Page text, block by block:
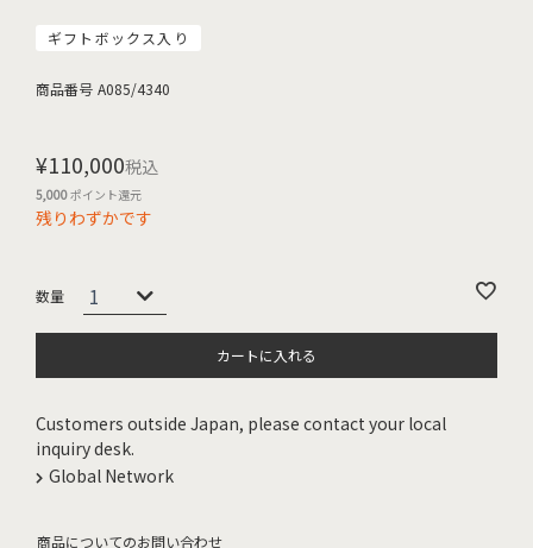
ギフトボックス入り
商品番号 A085/4340
¥110,000税込
5,000ポイント還元
残りわずかです
カートに入れる
Customers outside Japan, please contact your local
inquiry desk.
Global Network
商品についてのお問い合わせ